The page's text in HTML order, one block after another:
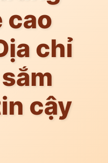
cao
chỉ
cậy